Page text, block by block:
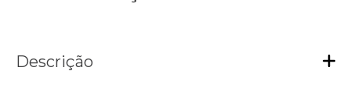
Descrição